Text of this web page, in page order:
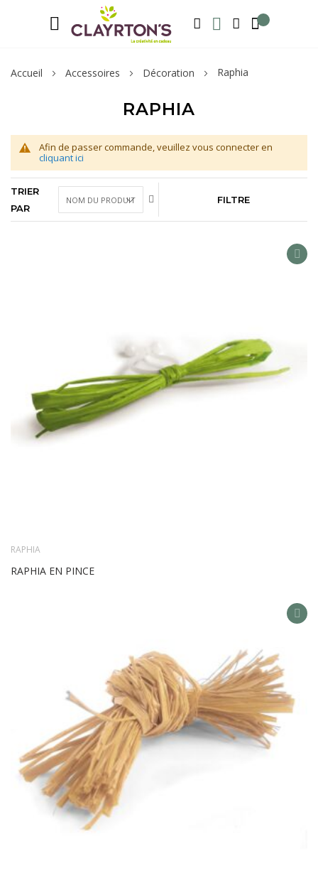
RECHERCHER MA LISTE D'ENVIE MON COMPTE
Accueil Accessoires Décoration Raphia
RAPHIA
Afin de passer commande, veuillez vous connecter en
cliquant ici
TRIER
PAR
FILTRE
ADD
RAPHIA
RAPHIA EN PINCE
ADD